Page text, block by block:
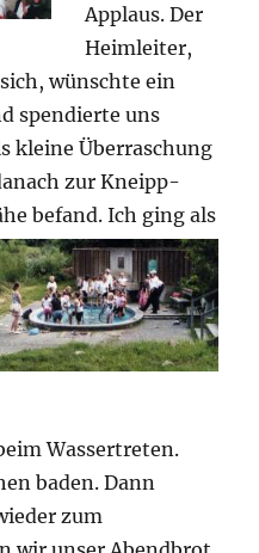
Applaus. Der
Heimleiter,
wünschte ein
spendierte uns
kleine Überraschung
zur Kneipp-
befand. Ich ging als
Wassertreten.
baden. Dann
zum